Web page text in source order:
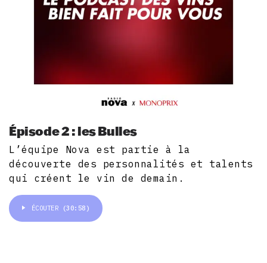
Épisode 2 : les Bulles
L’équipe Nova est partie à la
découverte des personnalités et talents
qui créent le vin de demain.
ÉCOUTER (30:58)